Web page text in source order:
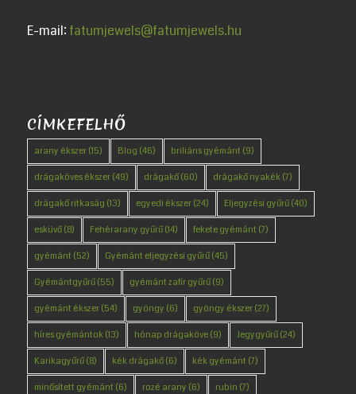
E-mail: fatumjewels@fatumjewels.hu
CÍMKEFELHŐ
arany ékszer(15) Blog (46) briliáns gyémánt (9)
drágaköves ékszer(49) drágakő(60) drágakő nyakék(7)
drágakő ritkaság (13) egyedi ékszer(24) Eljegyzési gyűrű(40)
esküvő(8) Fehérarany gyűrű(14) fekete gyémánt (7)
gyémánt (52) Gyémánt eljegyzési gyűrű(45)
Gyémántgyűrű(55) gyémánt zafír gyűrű(9)
gyémánt ékszer(54) gyöngy (6) gyöngy ékszer(27)
híres gyémántok(13) hónap drágaköve(9) Jegygyűrű(24)
Karikagyűrű(8) kék drágakő(6) kék gyémánt (7)
minősített gyémánt (6) rozé arany (6) rubin (7)